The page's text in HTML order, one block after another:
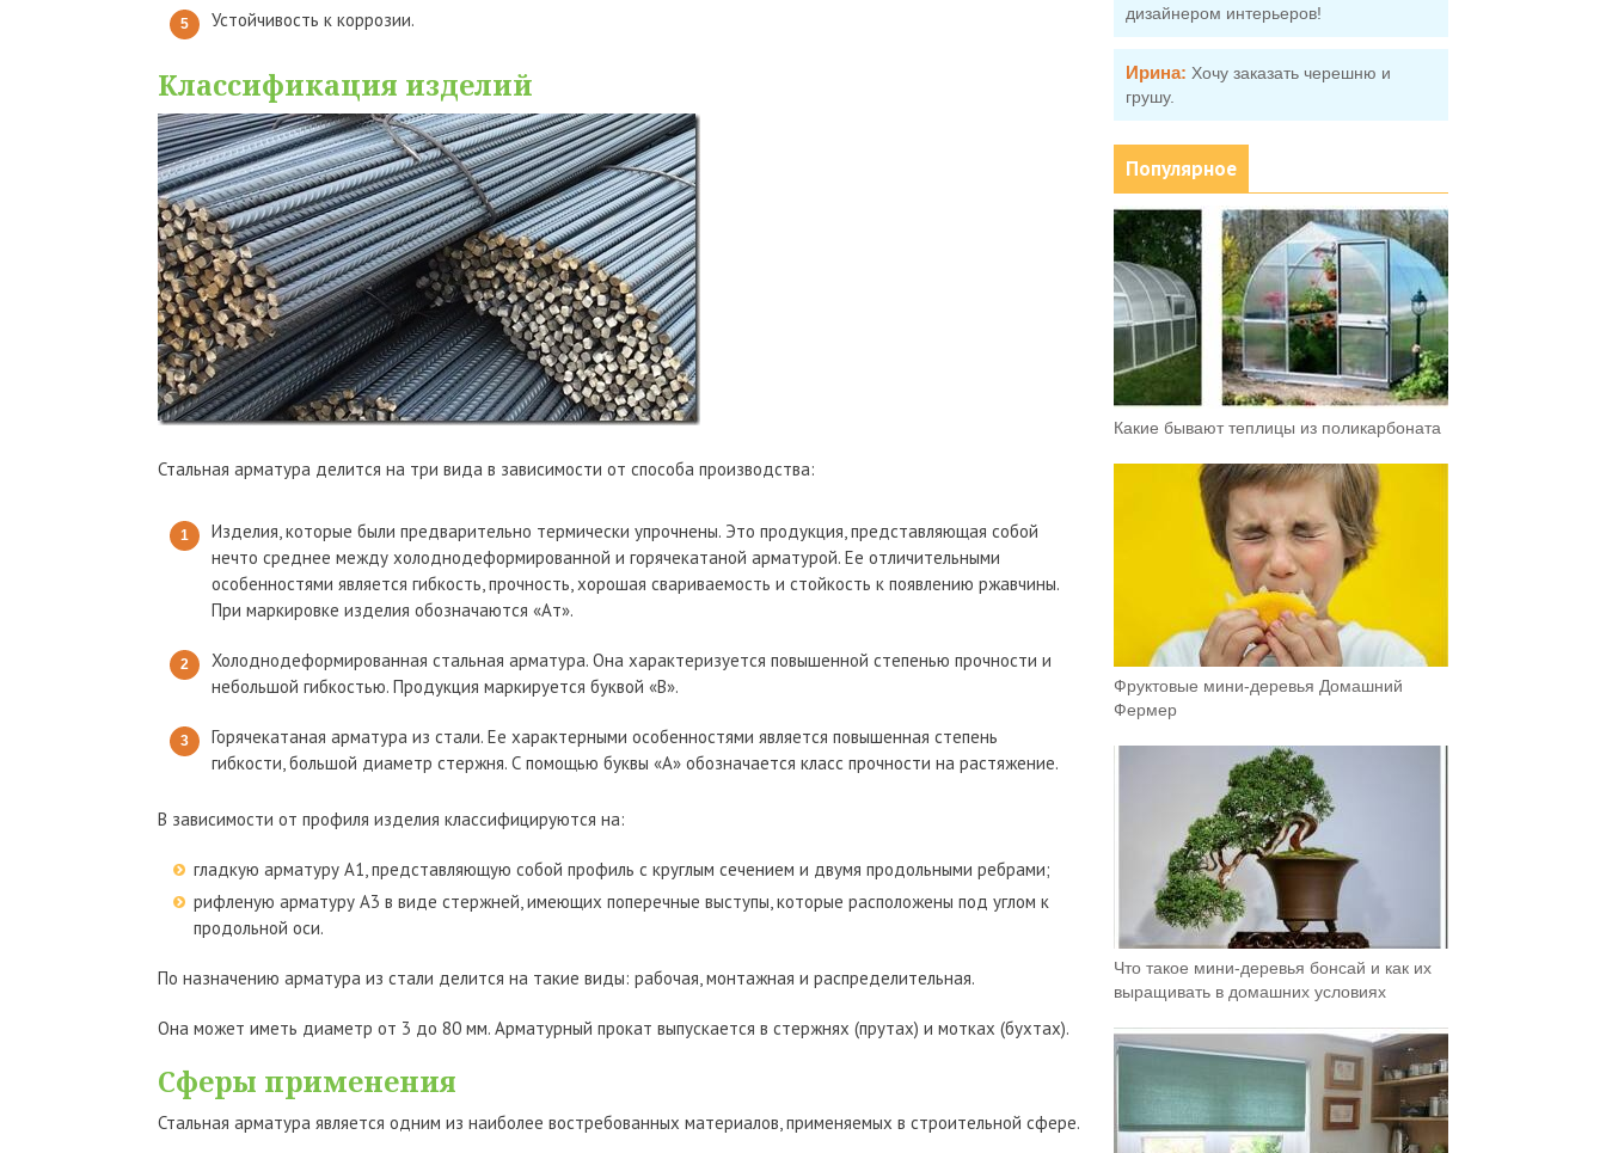
Устойчивость к коррозии.
Классификация изделий
Стальная арматура делится на три вида в зависимости от способа производства:
Изделия, которые были предварительно термически упрочнены. Это продукция, представляющая собой
нечто среднее между холоднодеформированной и горячекатаной арматурой. Ее отличительными
особенностями является гибкость, прочность, хорошая свариваемость и стойкость к появлению ржавчины.
При маркировке изделия обозначаются «Ат».
Холоднодеформированная стальная арматура. Она характеризуется повышенной степенью прочности и
небольшой гибкостью. Продукция маркируется буквой «В».
Горячекатаная арматура из стали. Ее характерными особенностями является повышенная степень
гибкости, большой диаметр стержня. С помощью буквы «А» обозначается класс прочности на растяжение.
В зависимости от профиля изделия классифицируются на:
гладкую арматуру А1, представляющую собой профиль с круглым сечением и двумя продольными ребрами;
рифленую арматуру А3 в виде стержней, имеющих поперечные выступы, которые расположены под углом к
продольной оси.
По назначению арматура из стали делится на такие виды: рабочая, монтажная и распределительная.
Она может иметь диаметр от 3 до 80 мм. Арматурный прокат выпускается в стержнях (прутах) и мотках (бухтах).
Сферы применения
Стальная арматура является одним из наиболее востребованных материалов, применяемых в строительной сфере.
дизайнером интерьеров!
Ирина: Хочу заказать черешню и
грушу.
Популярное
Какие бывают теплицы из поликарбоната
Фруктовыe мини-деревья Домашний
Фермер
Что такое мини-деревья бонсай и как их
выращивать в домашних условиях